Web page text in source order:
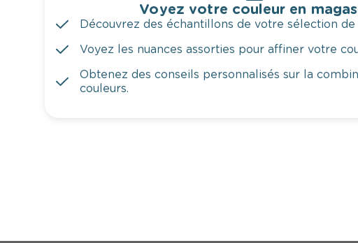
Voyez votre couleur en
Découvrez des échantillons de votre sélection de
Voyez les nuances assorties pour affiner votre
Obtenez des conseils personnalisés sur la
couleurs.